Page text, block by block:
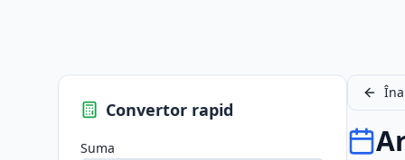
Convertor rapid
Suma